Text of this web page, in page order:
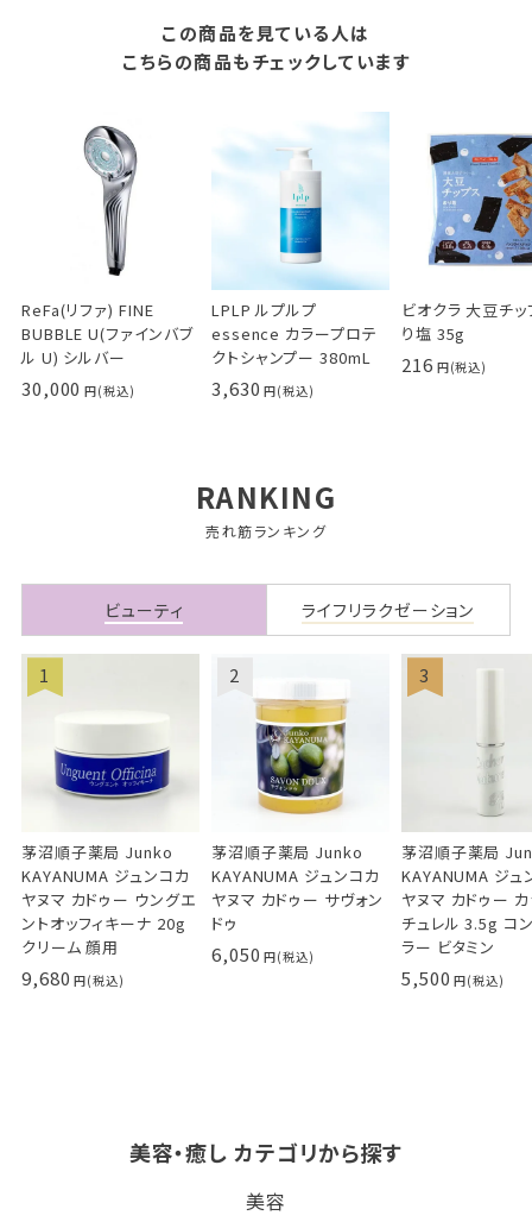
この商品を見ている人は
こちらの商品もチェックしています
ReFa(リファ) FINE
BUBBLE U(ファインバブ
ル U) シルバー
30,000
LPLP ルプルプ
essence カラープロテ
クトシャンプー 380mL
3,630
ビオクラ 大豆チ
り塩 35g
216
RANKING
売れ筋ランキング
ビューティ ライフリラクゼーション
茅沼順子薬局 Junko
KAYANUMA ジュンコカ
ヤヌマ カドゥー ウングエ
ントオッフィキーナ 20g
クリーム 顔用
9,680
茅沼順子薬局 Junko
KAYANUMA ジュンコカ
ヤヌマ カドゥー サヴォン
ドゥ
6,050
茅沼順子薬局
KAYANUMA ジュ
ヤヌマ カドゥー
チュレル 3.5g コ
ラー ビタミン
5,500
LPLP（ルプルプ） エッ
センスカラートリートメン
美容・癒し カテゴリから探す
美容